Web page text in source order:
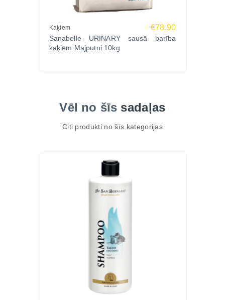
Kaķiem €78.90
Sanabelle URINARY sausā barība
kaķiem Mājputni 10kg
Vēl no šīs sadaļas
Citi produkti no šīs kategorijas